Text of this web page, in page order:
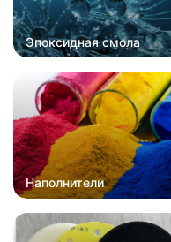
Эпоксидная смола
Наполнители